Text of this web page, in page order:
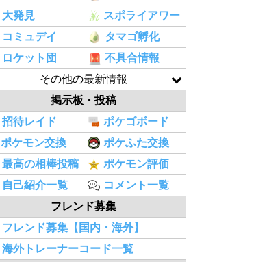
大発見
スポライアワー
コミュデイ
タマゴ孵化
ロケット団
不具合情報
その他の最新情報
掲示板・投稿
招待レイド
ポケゴボード
ポケモン交換
ポケふた交換
最高の相棒投稿
ポケモン評価
自己紹介一覧
コメント一覧
フレンド募集
フレンド募集【国内・海外】
海外トレーナーコード一覧